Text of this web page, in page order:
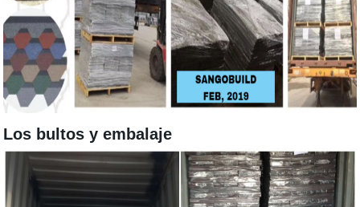
Los bultos y embalaje